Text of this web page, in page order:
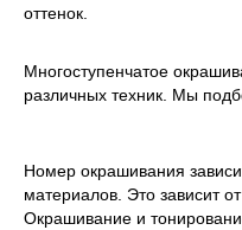
оттенок.
Многоступенчатое
различных техник. Мы
Номер окрашивания
материалов. Это зависит
Окрашивание и